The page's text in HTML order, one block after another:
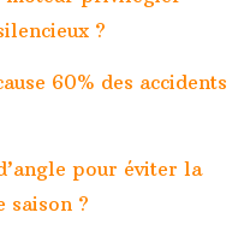
?
60% des accidents
pour éviter la
saison ?